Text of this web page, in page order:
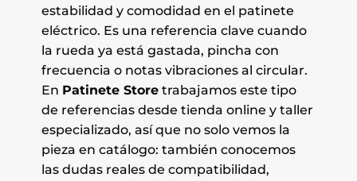
estabilidad y comodidad en el patinete
eléctrico. Es una referencia clave cuando
la rueda ya está gastada, pincha con
frecuencia o notas vibraciones al circular.
En Patinete Storetrabajamos este tipo
de referencias desde tienda online y taller
especializado, así que no solo vemos la
pieza en catálogo: también conocemos
las dudas reales de compatibilidad,